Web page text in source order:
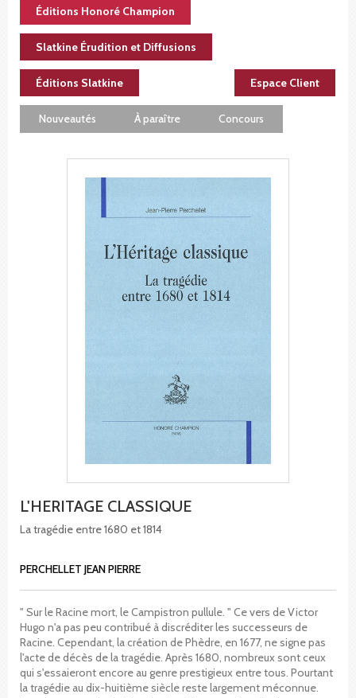
Éditions Honoré Champion
Slatkine Érudition et Diffusions
Éditions Slatkine Espace Client
Nouveautés À paraître Concours
L'HERITAGE CLASSIQUE
La tragédie entre 1680 et 1814
PERCHELLET JEAN PIERRE
" Sur le Racine mort, le Campistron pullule. " Ce vers de Victor
Hugo n'a pas peu contribué à discréditer les successeurs de
Racine. Cependant, la création de Phèdre, en 1677, ne signe pas
l'acte de décès de la tragédie. Après 1680, nombreux sont ceux
qui s'essaieront encore au genre prestigieux entre tous. Pourtant
la tragédie au dix-huitième siècle reste largement méconnue.